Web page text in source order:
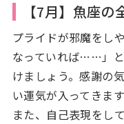
【7月】魚座の
プライドが邪魔をし
なっていれば……」
けましょう。感謝の
い運気が入ってきます
また、自己表現をし